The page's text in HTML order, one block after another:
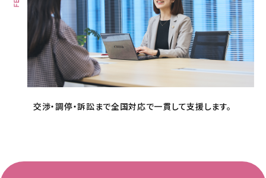
交渉・調停・訴訟まで全国対応で一貫して支援します。